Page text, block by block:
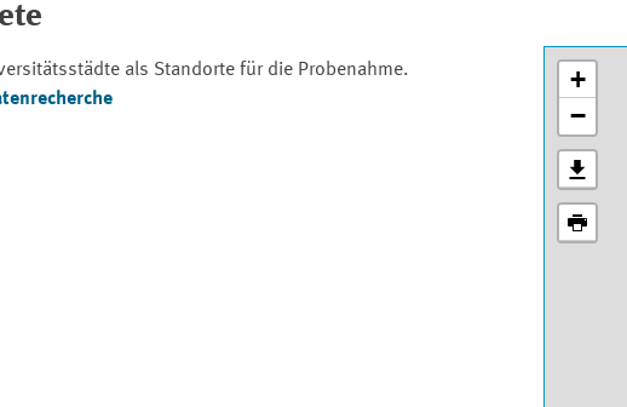
als Standorte für die Probenahme.
+
−